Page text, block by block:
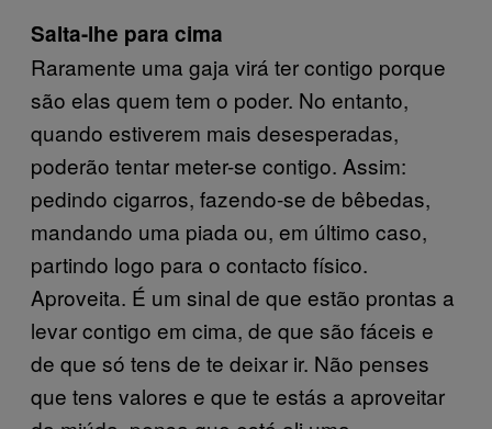
Salta-lhe para cima
Raramente uma gaja virá ter contigo porque
são elas quem tem o poder. No entanto,
quando estiverem mais desesperadas,
poderão tentar meter-se contigo. Assim:
pedindo cigarros, fazendo-se de bêbedas,
mandando uma piada ou, em último caso,
partindo logo para o contacto físico.
Aproveita. É um sinal de que estão prontas a
levar contigo em cima, de que são fáceis e
de que só tens de te deixar ir. Não penses
que tens valores e que te estás a aproveitar